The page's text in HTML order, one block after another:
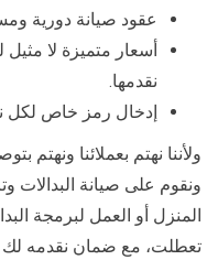
عقود صيانة دورية
أسعار متميزة لا
نقدمها.
إدخال رمز خاص لكل
ولأننا نهتم بعملائنا ونهتم
ونقوم على صيانة البدالات
المنزل أو العمل لبرمجة
تعطلت، مع ضمان نقدمه لك